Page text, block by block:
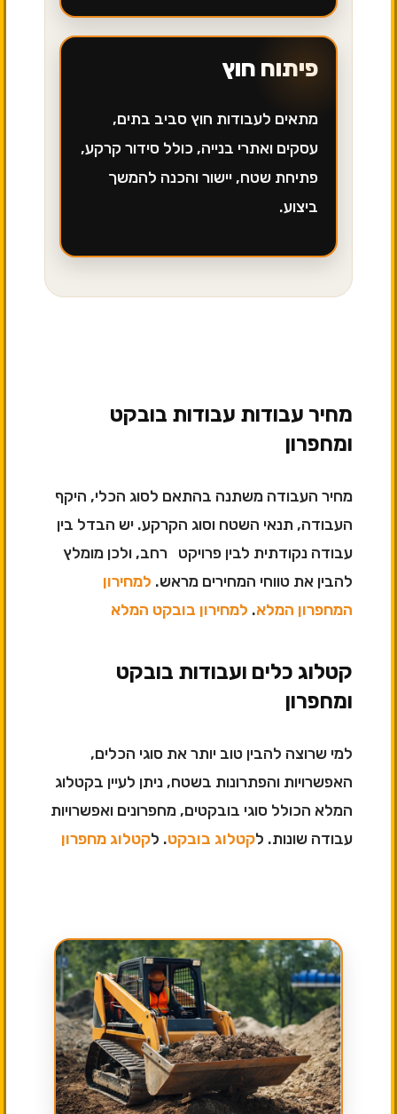
פיתוח חוץ
מתאים לעבודות חוץ סביב בתים,
עסקים ואתרי בנייה, כולל סידור קרקע,
פתיחת שטח, יישור והכנה להמשך
ביצוע.
מחיר עבודות עבודות בובקט
ומחפרון
מחיר העבודה משתנה בהתאם לסוג הכלי, היקף
העבודה, תנאי השטח וסוג הקרקע. יש הבדל בין
עבודה נקודתית לבין פרויקט רחב, ולכן מומלץ
להבין את טווחי המחירים מראש. למחירון
המחפרון המלא. למחירון בובקט המלא
קטלוג כלים ועבודות בובקט
ומחפרון
למי שרוצה להבין טוב יותר את סוגי הכלים,
האפשרויות והפתרונות בשטח, ניתן לעיין בקטלוג
המלא הכולל סוגי בובקטים, מחפרונים ואפשרויות
עבודה שונות. לקטלוג בובקט. לקטלוג מחפרון